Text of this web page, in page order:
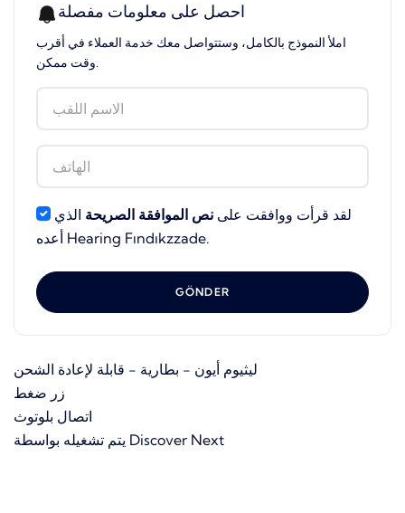
احصل على معلومات مفصلة
املأ النموذج بالكامل، وستتواصل معك خدمة العملاء في أقرب
وقت ممكن.
لقد قرأت ووافقت على نص الموافقة الصريحة الذي
أعده Hearing Fındıkzzade.
GÖNDER
ليثيوم أيون - بطارية - قابلة لإعادة الشحن
زر ضغط
اتصال بلوتوث
يتم تشغيله بواسطة Discover Next